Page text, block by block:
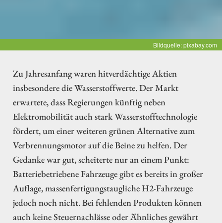
Bildquelle: pixabay.com
Zu Jahresanfang waren hitverdächtige Aktien
insbesondere die Wasserstoffwerte. Der Markt
erwartete, dass Regierungen künftig neben
Elektromobilität auch stark Wasserstofftechnologie
fördert, um einer weiteren grünen Alternative zum
Verbrennungsmotor auf die Beine zu helfen. Der
Gedanke war gut, scheiterte nur an einem Punkt:
Batteriebetriebene Fahrzeuge gibt es bereits in großer
Auflage, massenfertigungstaugliche H2-Fahrzeuge
jedoch noch nicht. Bei fehlenden Produkten können
auch keine Steuernachlässe oder Ähnliches gewährt